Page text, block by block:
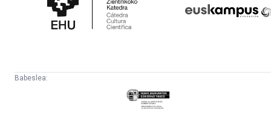
Katedra
Babeslea:
Eusko
Jaurlaritza